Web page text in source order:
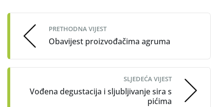
navigation
PRETHODNA VIJEST
Obavijest proizvođačima agruma
SLJEDEĆA VIJEST
Vođena degustacija i sljubljivanje sira s
pićima